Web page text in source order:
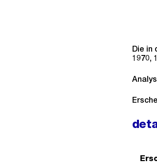
Die in
1970,